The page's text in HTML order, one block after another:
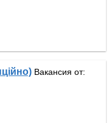
Вакансия от: